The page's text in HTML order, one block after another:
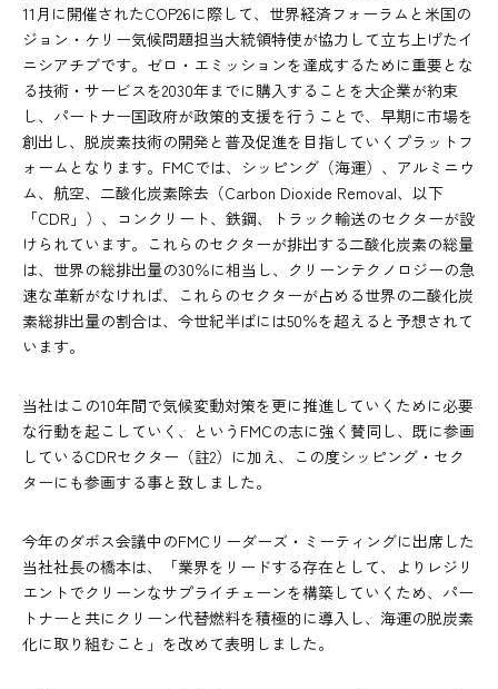
11月に開催されたCOP26に際して、世界経済フォーラムと米国の
ジョン・ケリー気候問題担当大統領特使が協力して立ち上げたイ
ニシアチブです。ゼロ・エミッションを達成するために重要とな
る技術・サービスを2030年までに購入することを大企業が約束
し、パートナー国政府が政策的支援を行うことで、早期に市場を
創出し、脱炭素技術の開発と普及促進を目指していくプラットフ
ォームとなります。FMCでは、シッピング（海運）、アルミニウ
ム、航空、二酸化炭素除去（Carbon Dioxide Removal、以下
「CDR」）、コンクリート、鉄鋼、トラック輸送のセクターが設
けられています。これらのセクターが排出する二酸化炭素の総量
は、世界の総排出量の30％に相当し、クリーンテクノロジーの急
速な革新がなければ、これらのセクターが占める世界の二酸化炭
素総排出量の割合は、今世紀半ばには50％を超えると予想されて
います。
当社はこの10年間で気候変動対策を更に推進していくために必要
な行動を起こしていく、というFMCの志に強く賛同し、既に参画
しているCDRセクター（註2）に加え、この度シッピング・セク
ターにも参画する事と致しました。
今年のダボス会議中のFMCリーダーズ・ミーティングに出席した
当社社長の橋本は、「業界をリードする存在として、よりレジリ
エントでクリーンなサプライチェーンを構築していくため、パー
トナーと共にクリーン代替燃料を積極的に導入し、海運の脱炭素
化に取り組むこと」を改めて表明しました。